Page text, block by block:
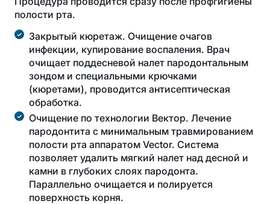
полости рта.
Закрытый кюретаж. Очищение очагов
инфекции, купирование воспаления. Врач
очищает поддесневой налет пародонтальным
зондом и специальными крючками
(кюретами), проводится антисептическая
обработка.
Очищение по технологии Вектор. Лечение
пародонтита с минимальным травмированием
полости рта аппаратом Vector. Система
позволяет удалить мягкий налет над десной и
камни в глубоких слоях пародонта.
Параллельно очищается и полируется
поверхность корня.